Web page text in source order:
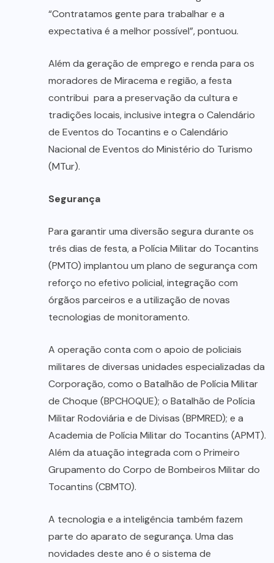
“Contratamos gente para trabalhar e a
expectativa é a melhor possível”, pontuou.
Além da geração de emprego e renda para os
moradores de Miracema e região, a festa
contribui para a preservação da cultura e
tradições locais, inclusive integra o Calendário
de Eventos do Tocantins e o Calendário
Nacional de Eventos do Ministério do Turismo
(MTur).
Segurança
Para garantir uma diversão segura durante os
três dias de festa, a Polícia Militar do Tocantins
(PMTO) implantou um plano de segurança com
reforço no efetivo policial, integração com
órgãos parceiros e a utilização de novas
tecnologias de monitoramento.
A operação conta com o apoio de policiais
militares de diversas unidades especializadas da
Corporação, como o Batalhão de Polícia Militar
de Choque (BPCHOQUE); o Batalhão de Polícia
Militar Rodoviária e de Divisas (BPMRED); e a
Academia de Polícia Militar do Tocantins (APMT).
Além da atuação integrada com o Primeiro
Grupamento do Corpo de Bombeiros Militar do
Tocantins (CBMTO).
A tecnologia e a inteligência também fazem
parte do aparato de segurança. Uma das
novidades deste ano é o sistema de